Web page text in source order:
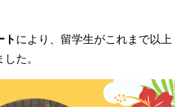
トにより、留学生がこれまで以上
た。